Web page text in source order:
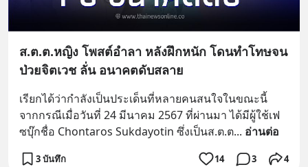
ส.ต.ต.หญิง โพสต์อำลา หลังฝึกหนัก โดนทำโทษจน
ป่วยจิตเวช ลั่น อนาคตดับสลาย
เรียกได้ว่ากำลังเป็นประเด็นที่หลายคนสนใจในขณะนี้
จากกรณีเมื่อวันที่ 24 มีนาคม 2567 ที่ผ่านมา ได้มีผู้ใช้เฟ
ซบุ๊กชื่อ Chontaros Sukdayotin ซึ่งเป็นส.ต.ต... อ่านต่อ
3 บันทึก 14 3 4